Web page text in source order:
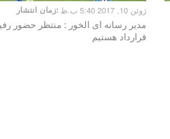
زمان انتشار: ژوئن 10, 2017 5:40 ب.ظ
مدیر رسانه ای الخور : منتظر حضور
قرارداد هستیم